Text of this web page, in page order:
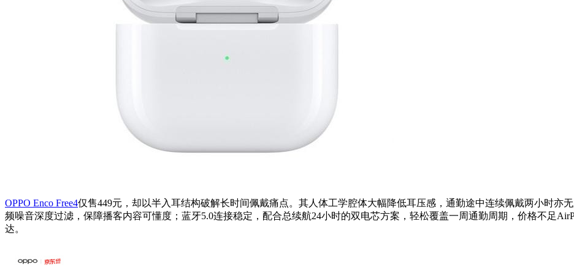
OPPO Enco Free4仅售449元，却以半入耳结构破解长时间佩戴痛点。其人体工学腔体大幅降低耳压感，通勤途中连续佩戴两小时亦
频噪音深度过滤，保障播客内容可懂度；蓝牙5.0连接稳定，配合总续航24小时的双电芯方案，轻松覆盖一周通勤周期，价格不足
达。